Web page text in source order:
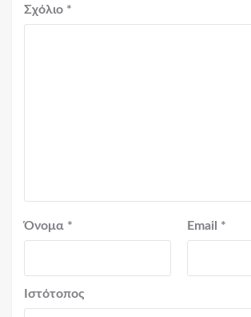
Σχόλιο *
Όνομα * Email *
Ιστότοπος